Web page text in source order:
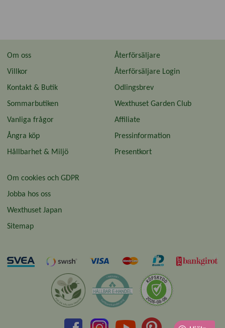
Om oss
Villkor
Kontakt & Butik
Sommarbutiken
Vanliga frågor
Ångra köp
Hållbarhet & Miljö
Återförsäljare
Återförsäljare Login
Odlingsbrev
Wexthuset Garden Club
Affiliate
Pressinformation
Presentkort
Om cookies och GDPR
Jobba hos oss
Wexthuset Japan
Sitemap